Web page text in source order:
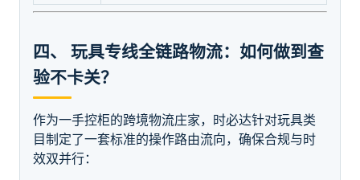
四、 玩具专线全链路物流：如何做到查
验不卡关？
作为一手控柜的跨境物流庄家，时必达针对玩具类
目制定了一套标准的操作路由流向，确保合规与时
效双并行：